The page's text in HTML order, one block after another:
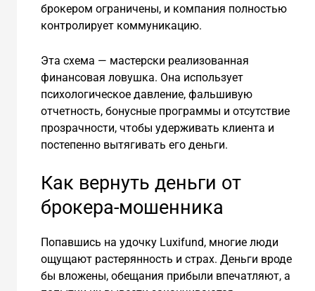
брокером ограничены, и компания полностью
контролирует коммуникацию.
Эта схема — мастерски реализованная
финансовая ловушка. Она использует
психологическое давление, фальшивую
отчетность, бонусные программы и отсутствие
прозрачности, чтобы удерживать клиента и
постепенно вытягивать его деньги.
Как вернуть деньги от
брокера-мошенника
Попавшись на удочку Luxifund, многие люди
ощущают растерянность и страх. Деньги вроде
бы вложены, обещания прибыли впечатляют, а